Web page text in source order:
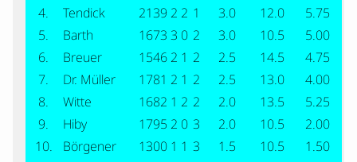
4.
Tendick 2139 2 2 1 3.0 12.0
5.75
5.
Barth 1673 3 0 2 3.0 10.5
5.00
6.
Breuer 1546 2 1 2 2.5 14.5
4.75
7.
Dr. Müller 1781 2 1 2 2.5 13.0
4.00
8.
Witte 1682 1 2 2 2.0 13.5
5.25
9.
Hiby 1795 2 0 3 2.0 10.5
2.00
10.
Börgener 1300 1 1 3 1.5 10.5
1.50